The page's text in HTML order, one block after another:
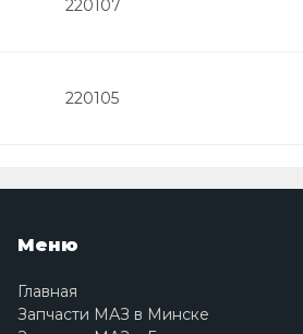
220107
220105
Меню
Главная
Запчасти МАЗ в Минске